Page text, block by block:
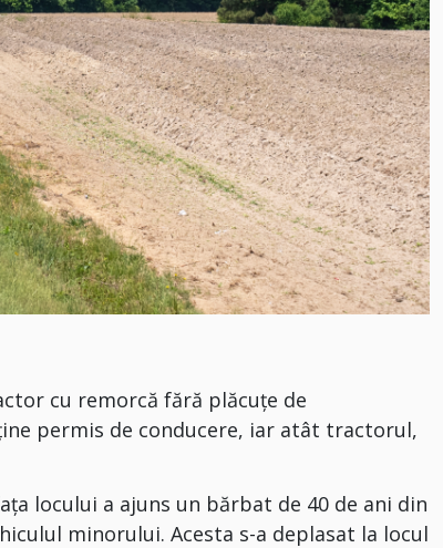
cu remorcă fără plăcuțe de
permis de conducere, iar atât tractorul,
locului a ajuns un bărbat de 40 de ani din
minorului. Acesta s-a deplasat la locul